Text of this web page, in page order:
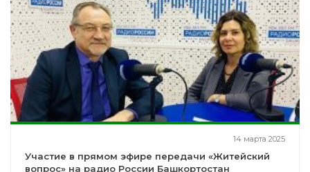
14 марта 2025
Участие в прямом эфире передачи «Житейский
вопрос» на радио России Башкортостан